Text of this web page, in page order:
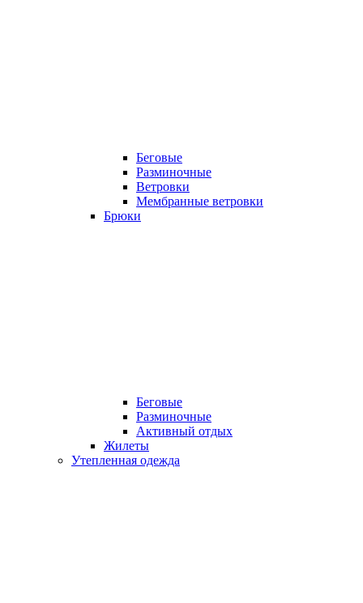
Беговые
Разминочные
Ветровки
Мембранные ветровки
Брюки
Беговые
Разминочные
Активный отдых
Жилеты
Утепленная одежда